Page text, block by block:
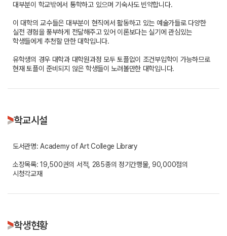
대부분이 학교밖에서 통학하고 있으며 기숙사도 빈약합니다.
이 대학의 교수들은 대부분이 현직에서 활동하고 있는 예술가들로 다양한
실전 경험을 풍부하게 전달해주고 있어 이론보다는 실기에 관심있는
학생들에게 추천할 만한 대학입니다.
유학생의 경우 대학과 대학원과정 모두 토플없이 조건부입학이 가능하므로
현재 토플이 준비되지 않은 학생들이 노려볼만한 대학입니다.
학교시설
도서관명: Academy of Art College Library
소장목록: 19,500권의 서적, 285종의 정기간행물, 90,000점의
시청각교재
학생현황